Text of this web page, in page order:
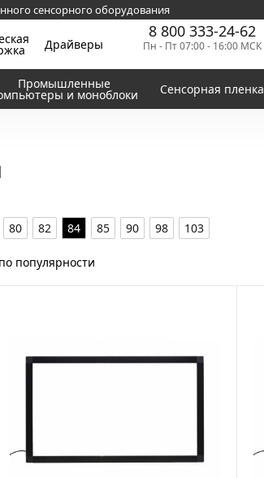
сенсорного оборудования
Драйверы
8 800 333-24-62
Пн - Пт 07:00 - 16:00 МСК
Промышленные
и моноблоки Сенсорная пленка
80 82 84 85 90 98 103
по популярности